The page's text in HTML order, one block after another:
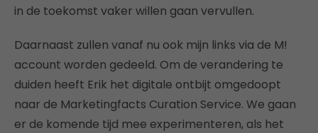
in de toekomst vaker willen gaan vervullen.
Daarnaast zullen vanaf nu ook mijn links via de M!
account worden gedeeld. Om de verandering te
duiden heeft Erik het digitale ontbijt omgedoopt
naar de Marketingfacts Curation Service. We gaan
er de komende tijd mee experimenteren, als het